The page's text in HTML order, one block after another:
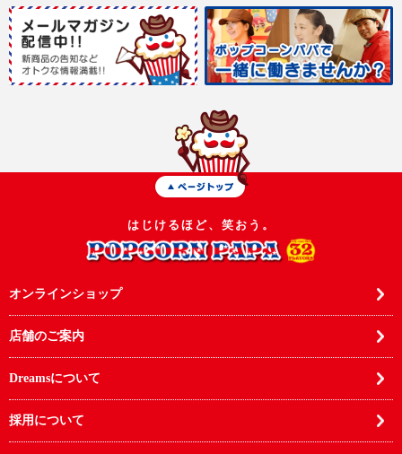
はじけるほど、笑おう。
オンラインショップ
店舗のご案内
Dreamsについて
採用について